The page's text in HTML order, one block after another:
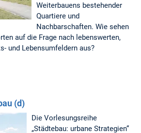
Weiterbauens bestehender
Quartiere und
Nachbarschaften. Wie sehen
auf die Frage nach lebenswerten,
und Lebensumfeldern aus?
(d)
Die Vorlesungsreihe
„Städtebau: urbane Strategien“